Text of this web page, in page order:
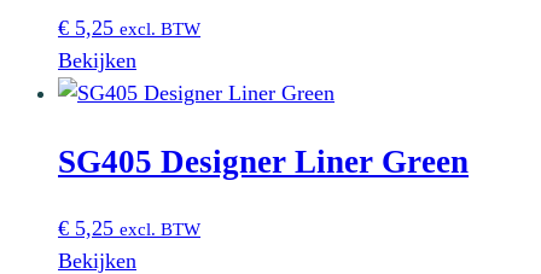
€ 5,25 excl. BTW
Bekijken
SG405 Designer Liner Green
€ 5,25 excl. BTW
Bekijken